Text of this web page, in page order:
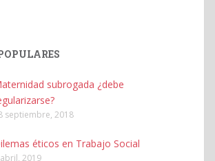
subrogada ¿debe
septiembre, 2018
éticos en Trabajo Social
2019